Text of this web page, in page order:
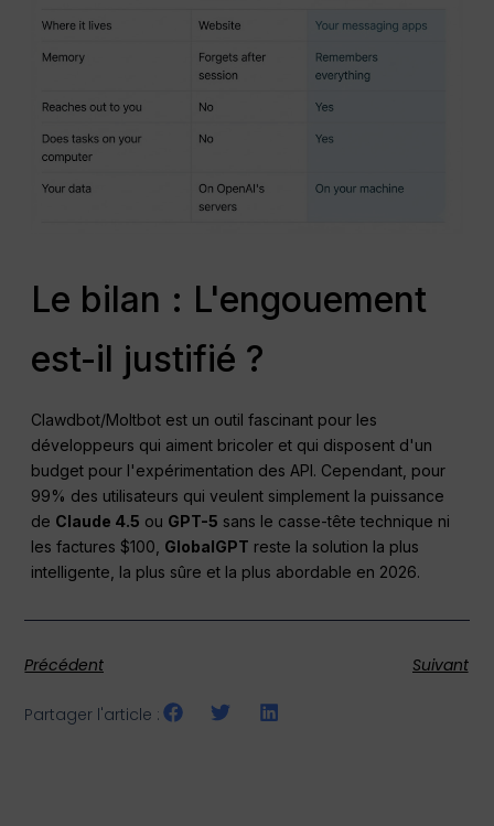
Le bilan : L'engouement
est-il justifié ?
Clawdbot/Moltbot est un outil fascinant pour les
développeurs qui aiment bricoler et qui disposent d'un
budget pour l'expérimentation des API. Cependant, pour
99% des utilisateurs qui veulent simplement la puissance
de Claude 4.5 ou GPT-5 sans le casse-tête technique ni
les factures $100, GlobalGPT reste la solution la plus
intelligente, la plus sûre et la plus abordable en 2026.
Précédent Suivant
Partager l'article :